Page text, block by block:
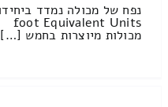
foot Equivalent Units
מכולות מיוצרות בחמש […]